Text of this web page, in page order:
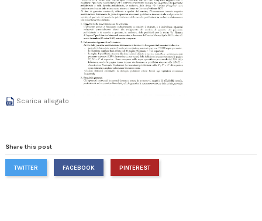
Scarica allegato
Share this post
TWITTER FACEBOOK PINTEREST